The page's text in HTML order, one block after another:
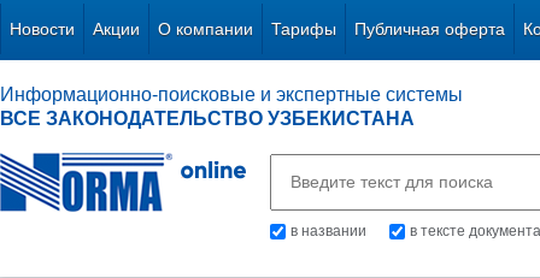
Новости Акции О компании Тарифы Публичная оферта
Информационно-поисковые и экспертные системы
ВСЕ ЗАКОНОДАТЕЛЬСТВО УЗБЕКИСТАНА
в названии в тексте документа